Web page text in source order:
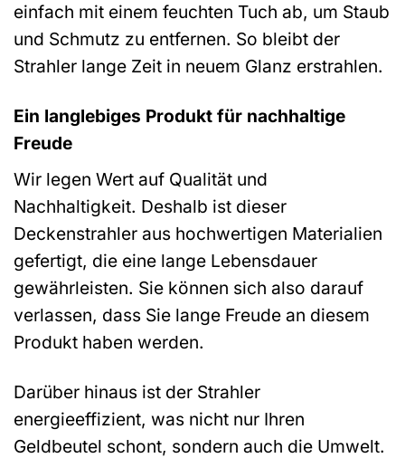
einfach mit einem feuchten Tuch ab, um Staub
und Schmutz zu entfernen. So bleibt der
Strahler lange Zeit in neuem Glanz erstrahlen.
Ein langlebiges Produkt für nachhaltige
Freude
Wir legen Wert auf Qualität und
Nachhaltigkeit. Deshalb ist dieser
Deckenstrahler aus hochwertigen Materialien
gefertigt, die eine lange Lebensdauer
gewährleisten. Sie können sich also darauf
verlassen, dass Sie lange Freude an diesem
Produkt haben werden.
Darüber hinaus ist der Strahler
energieeffizient, was nicht nur Ihren
Geldbeutel schont, sondern auch die Umwelt.